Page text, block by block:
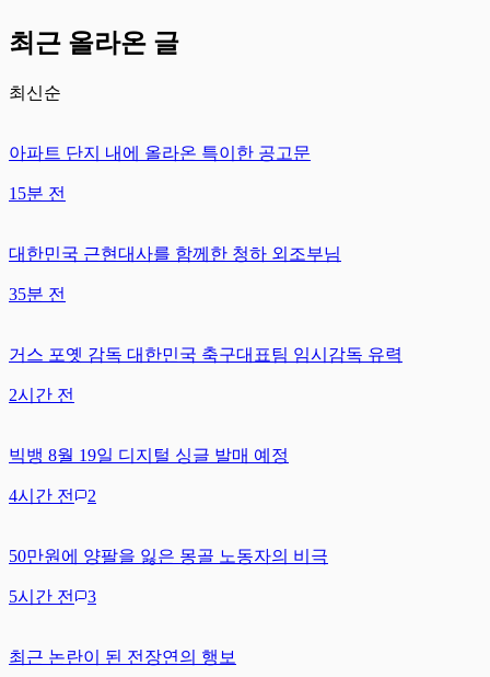
최근 올라온 글
최신순
아파트 단지 내에 올라온 특이한 공고문
15분 전
대한민국 근현대사를 함께한 청하 외조부님
35분 전
거스 포옛 감독 대한민국 축구대표팀 임시감독 유력
2시간 전
빅뱅 8월 19일 디지털 싱글 발매 예정
4시간 전 2
50만원에 양팔을 잃은 몽골 노동자의 비극
5시간 전 3
최근 논란이 된 전장연의 행보